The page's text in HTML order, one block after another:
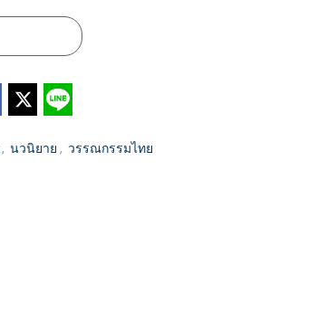
, นวนิยาย , วรรณกรรมไทย